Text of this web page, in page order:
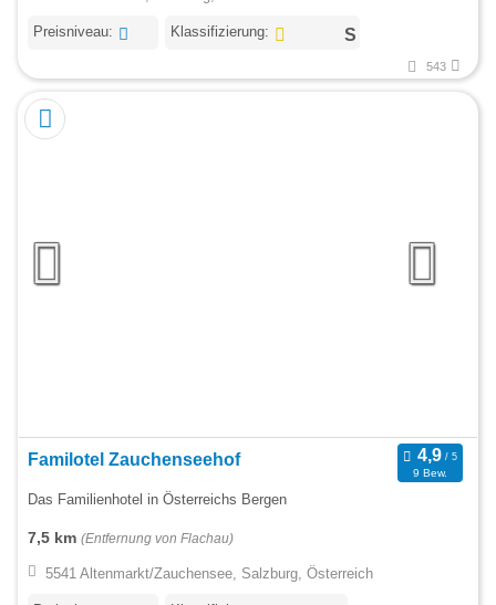
Preisniveau: Klassifizierung:
543
Familotel Zauchenseehof
9 Bew.
Das Familienhotel in Österreichs Bergen
7,5 km (Entfernung von Flachau)
5541 Altenmarkt/Zauchensee, Salzburg, Österreich